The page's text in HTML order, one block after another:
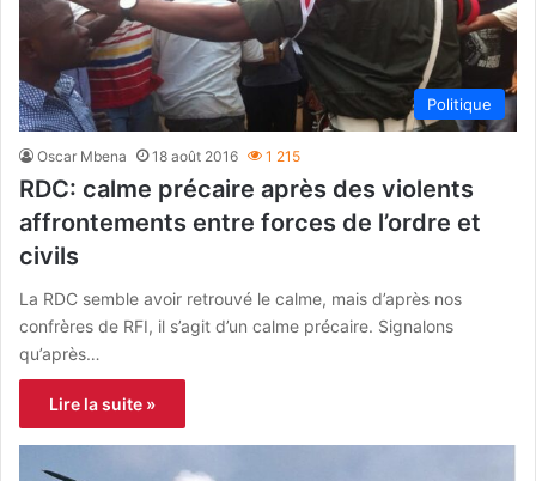
Politique
Oscar Mbena 18 août 2016 1 215
RDC: calme précaire après des violents
affrontements entre forces de l’ordre et
civils
La RDC semble avoir retrouvé le calme, mais d’après nos
confrères de RFI, il s’agit d’un calme précaire. Signalons
qu’après…
Lire la suite »